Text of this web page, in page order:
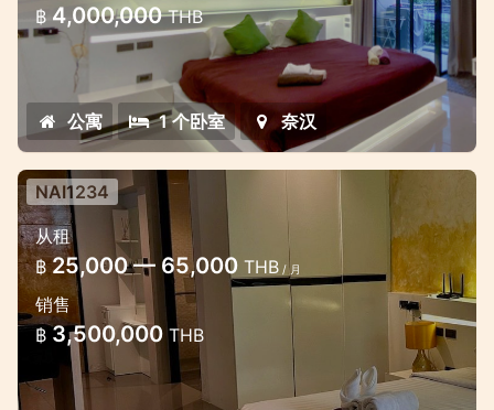
฿ 4,000,000THB
公寓 1 个卧室 奈汉
奈涵单间公寓，步行几分钟即可到达海
滩
位置优越的漂亮公寓
NAI1234
从租
฿ 25,000 — 65,000 THB / 月
销售
฿ 3,500,000THB